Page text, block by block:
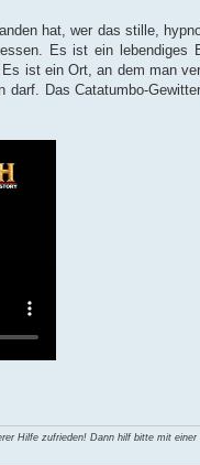
hat, wer das stille,
Es ist ein lebendiges
ist ein Ort, an dem man
darf. Das Catatumbo-
Hilfe zufrieden! Dann hilf bitte mit einer